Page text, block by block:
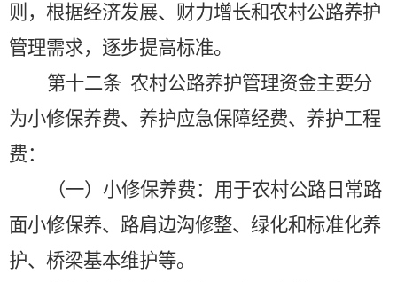
则，根据经济发展、财力增长和农村公路养护
管理需求，逐步提高标准。
第十二条 农村公路养护管理资金主要分
为小修保养费、养护应急保障经费、养护工程
费：
（一）小修保养费：用于农村公路日常路
面小修保养、路肩边沟修整、绿化和标准化养
护、桥梁基本维护等。